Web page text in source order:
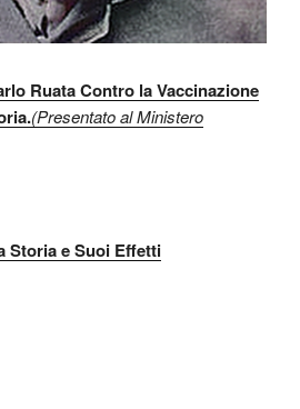
Ruata Contro la Vaccinazione
(Presentato al Ministero
Storia e Suoi Effetti